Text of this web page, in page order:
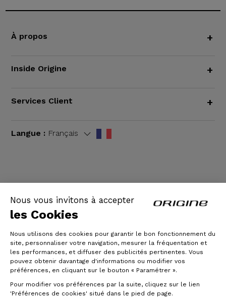
Nous vous invitons à accepter
les Cookies
Nous utilisons des cookies pour garantir le bon fonctionnement du
site, personnaliser votre navigation, mesurer la fréquentation et
les performances, et diffuser des publicités pertinentes. Vous
pouvez obtenir davantage d'informations ou modifier vos
préférences, en cliquant sur le bouton « Paramétrer ».
Pour modifier vos préférences par la suite, cliquez sur le lien
'Préférences de cookies' situé dans le pied de page.
À propos +
Inside Origine +
Services Client +
Langue : Français
© Origine Cycles